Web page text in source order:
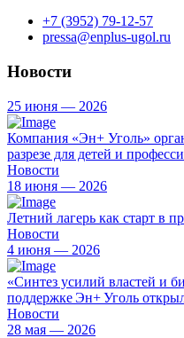
+7 (3952) 79-12-57
pressa@enplus-ugol.ru
Новости
25 июня — 2026
Компания «Эн+ Уголь»
разрезе для детей и
Новости
18 июня — 2026
Летний лагерь как старт в
Новости
4 июня — 2026
«Синтез усилий властей и
поддержке Эн+ Уголь
Новости
28 мая — 2026